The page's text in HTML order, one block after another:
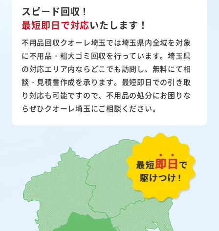
スピード回収！
最短即日で対応いたします！
不用品回収クオーレ埼玉では埼玉県内全域を対象
に不用品・粗大ゴミ回収を行っています。埼玉県
の対応エリア内ならどこでも訪問し、無料にて相
談・見積書作成を承ります。最短即日での引き取
り対応も可能ですので、不用品の処分にお困りな
らぜひクオーレ埼玉にご相談ください。